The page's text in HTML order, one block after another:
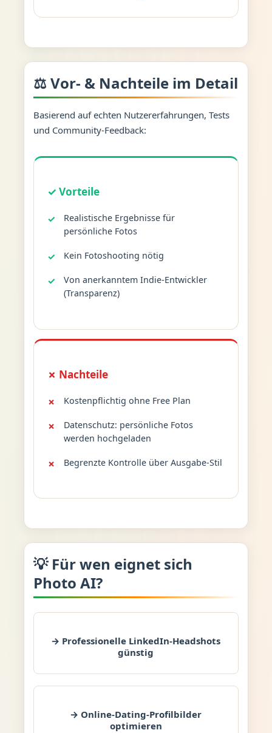
⚖️ Vor- & Nachteile im Detail
Basierend auf echten Nutzererfahrungen, Tests
und Community-Feedback:
✓ Vorteile
Realistische Ergebnisse für
persönliche Fotos
Kein Fotoshooting nötig
Von anerkanntem Indie-Entwickler
(Transparenz)
✗ Nachteile
Kostenpflichtig ohne Free Plan
Datenschutz: persönliche Fotos
werden hochgeladen
Begrenzte Kontrolle über Ausgabe-Stil
💡 Für wen eignet sich
Photo AI?
→ Professionelle LinkedIn-Headshots
günstig
→ Online-Dating-Profilbilder
optimieren